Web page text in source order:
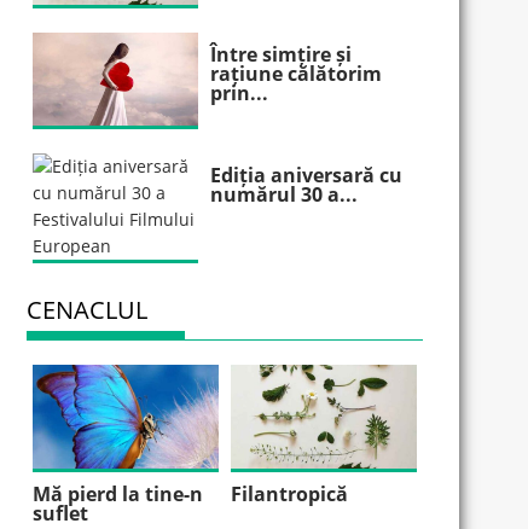
Între simțire și
rațiune călătorim
prin...
Ediția aniversară cu
numărul 30 a...
CENACLUL
Mă pierd la tine-n
suflet
Filantropică